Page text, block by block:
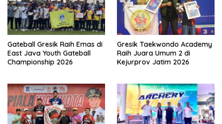
Gateball Gresik Raih Emas di
East Java Youth Gateball
Championship 2026
Gresik Taekwondo Academy
Raih Juara Umum 2 di
Kejurprov Jatim 2026